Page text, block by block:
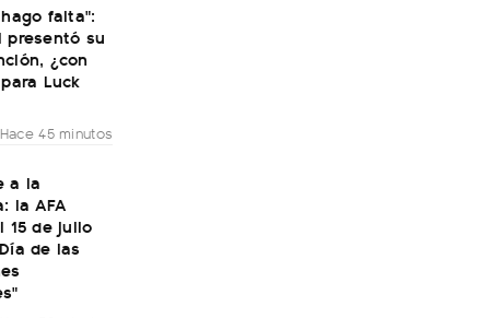
falta":
presentó su
¿con
Luck
Hace 45 minutos
a la
la AFA
15 de julio
de las